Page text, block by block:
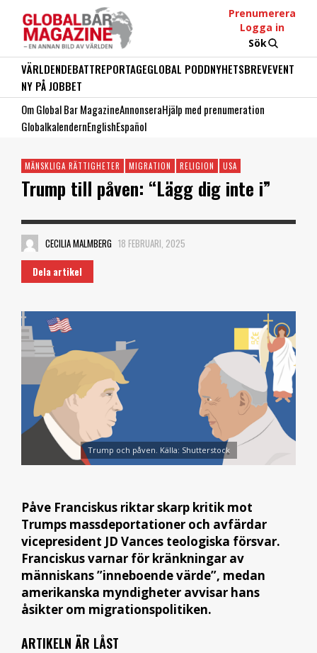
Prenumerera
Logga in
Sök
VÄRLDENDEBATTREPORTAGEGLOBAL PODDNYHETSBREVEVENT
NY PÅ JOBBET
Om Global Bar MagazineAnnonseraHjälp med prenumeration
GlobalkalendernEnglishEspañol
MÄNSKLIGA RÄTTIGHETER MIGRATION RELIGION USA
Trump till påven: “Lägg dig inte i”
CECILIA MALMBERG 18 FEBRUARI, 2025
Dela artikel
Trump och påven. Källa: Shutterstock
Påve Franciskus riktar skarp kritik mot
Trumps massdeportationer och avfärdar
vicepresident JD Vances teologiska försvar.
Franciskus varnar för kränkningar av
människans ”inneboende värde”, medan
amerikanska myndigheter avvisar hans
åsikter om migrationspolitiken.
ARTIKELN ÄR LÅST